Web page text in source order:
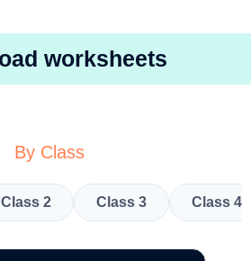
worksheets
By Class
Class 2 Class 3 Class 4